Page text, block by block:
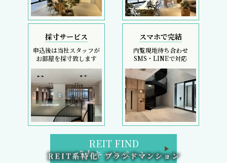
REIT FIND
5大キャンペーン